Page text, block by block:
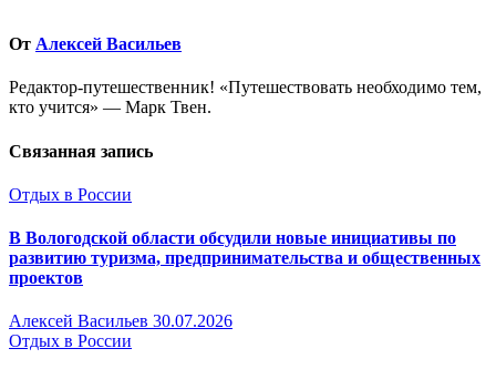
От Алексей Васильев
Редактор-путешественник! «Путешествовать необходимо тем,
кто учится» — Марк Твен.
Связанная запись
Отдых в России
В Вологодской области обсудили новые инициативы по
развитию туризма, предпринимательства и общественных
проектов
Алексей Васильев 30.07.2026
Отдых в России